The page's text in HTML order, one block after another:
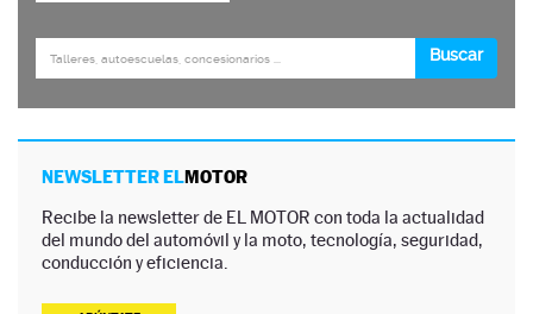
NEWSLETTER ELMOTOR
Recibe la newsletter de EL MOTOR con toda la actualidad
del mundo del automóvil y la moto, tecnología, seguridad,
conducción y eficiencia.